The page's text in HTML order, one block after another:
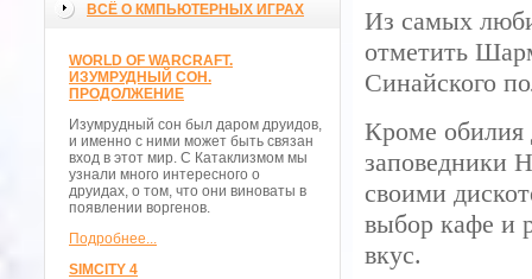
ВСЁ О КМПЬЮТЕРНЫХ ИГРАХ
WORLD OF WARCRAFT.
ИЗУМРУДНЫЙ СОН.
ПРОДОЛЖЕНИЕ
Изумрудный сон был даром друидов,
и именно с ними может быть связан
вход в этот мир. С Катаклизмом мы
узнали много интересного о
друидах, о том, что они виноваты в
появлении воргенов.
Подробнее...
SIMCITY 4
Из самых
отметить
Синайского
Кроме обилия
заповедники
своими
выбор кафе и
вкус.